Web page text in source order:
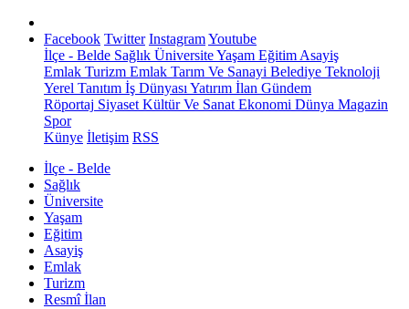
Facebook Twitter InstagramYoutube
İlçe - Belde Sağlık ÜniversiteYaşam Eğitim Asayiş
Emlak Turizm Emlak Tarım Ve Sanayi Belediye Teknoloji
Yerel Tanıtım İş Dünyası Yatırım İlan Gündem
Röportaj Siyaset Kültür Ve Sanat Ekonomi Dünya Magazin
Spor
Künye İletişim RSS
İlçe - Belde
Sağlık
Üniversite
Yaşam
Eğitim
Asayiş
Emlak
Turizm
Resmî İlan